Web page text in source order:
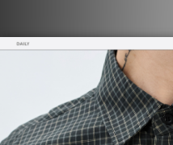
其他穿搭照